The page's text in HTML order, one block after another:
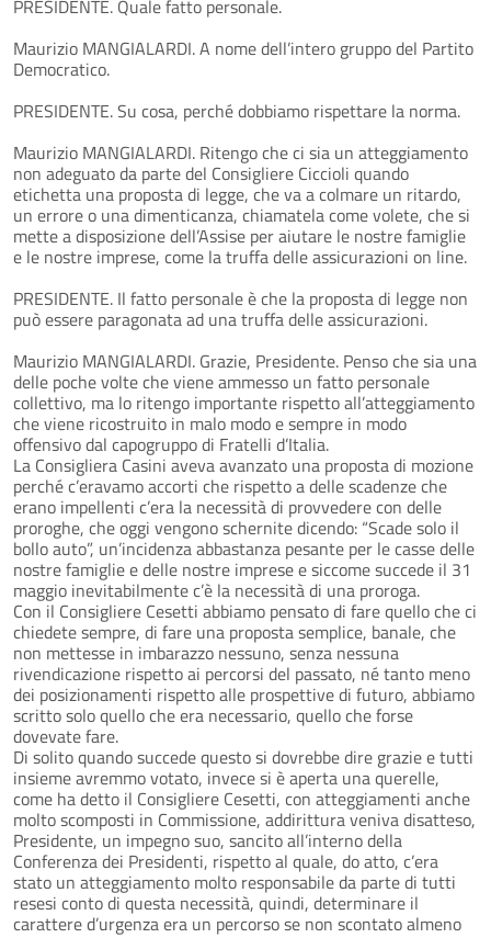
PRESIDENTE. Quale fatto personale.
Maurizio MANGIALARDI. A nome dell’intero gruppo del Partito
Democratico.
PRESIDENTE. Su cosa, perché dobbiamo rispettare la norma.
Maurizio MANGIALARDI. Ritengo che ci sia un atteggiamento
non adeguato da parte del Consigliere Ciccioli quando
etichetta una proposta di legge, che va a colmare un ritardo,
un errore o una dimenticanza, chiamatela come volete, che si
mette a disposizione dell’Assise per aiutare le nostre famiglie
e le nostre imprese, come la truffa delle assicurazioni on line.
PRESIDENTE. Il fatto personale è che la proposta di legge non
può essere paragonata ad una truffa delle assicurazioni.
Maurizio MANGIALARDI. Grazie, Presidente. Penso che sia una
delle poche volte che viene ammesso un fatto personale
collettivo, ma lo ritengo importante rispetto all’atteggiamento
che viene ricostruito in malo modo e sempre in modo
offensivo dal capogruppo di Fratelli d’Italia.
La Consigliera Casini aveva avanzato una proposta di mozione
perché c’eravamo accorti che rispetto a delle scadenze che
erano impellenti c’era la necessità di provvedere con delle
proroghe, che oggi vengono schernite dicendo: “Scade solo il
bollo auto”, un’incidenza abbastanza pesante per le casse delle
nostre famiglie e delle nostre imprese e siccome succede il 31
maggio inevitabilmente c’è la necessità di una proroga.
Con il Consigliere Cesetti abbiamo pensato di fare quello che ci
chiedete sempre, di fare una proposta semplice, banale, che
non mettesse in imbarazzo nessuno, senza nessuna
rivendicazione rispetto ai percorsi del passato, né tanto meno
dei posizionamenti rispetto alle prospettive di futuro, abbiamo
scritto solo quello che era necessario, quello che forse
dovevate fare.
Di solito quando succede questo si dovrebbe dire grazie e tutti
insieme avremmo votato, invece si è aperta una querelle,
come ha detto il Consigliere Cesetti, con atteggiamenti anche
molto scomposti in Commissione, addirittura veniva disatteso,
Presidente, un impegno suo, sancito all’interno della
Conferenza dei Presidenti, rispetto al quale, do atto, c’era
stato un atteggiamento molto responsabile da parte di tutti
resesi conto di questa necessità, quindi, determinare il
carattere d’urgenza era un percorso se non scontato almeno